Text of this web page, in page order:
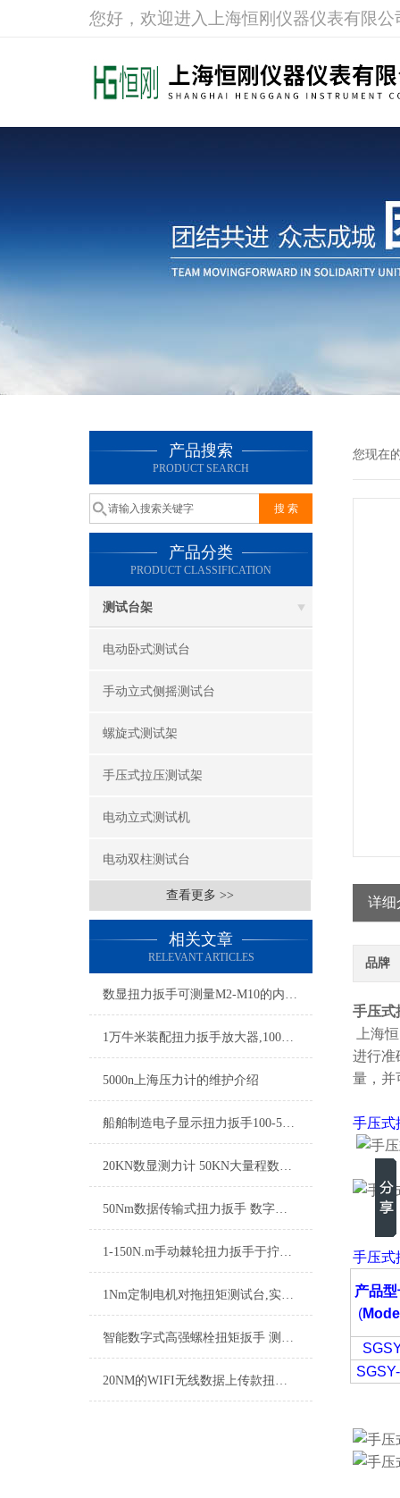
您好，欢迎进入上海恒刚仪器仪表有限公
产品搜索
PRODUCT SEARCH
产品分类
PRODUCT CLASSIFICATION
测试台架
电动卧式测试台
手动立式侧摇测试台
螺旋式测试架
手压式拉压测试架
电动立式测试机
电动双柱测试台
查看更多 >>
相关文章
RELEVANT ARTICLES
数显扭力扳手可测量M2-M10的内六角螺丝锁付后的松脱力
1万牛米装配扭力扳手放大器,10000N.m力矩放大仪厂家
5000n上海压力计的维护介绍
船舶制造电子显示扭力扳手100-500Nm,100到500Nm数显板子
20KN数显测力计 50KN大量程数显测力计 100KN高精度数显测力仪
50Nm数据传输式扭力扳手 数字信号传输扭矩扳手 数传型扭力测量扳手
1-150N.m手动棘轮扭力扳手于拧紧螺丝帽
1Nm定制电机对拖扭矩测试台,实时测量电机的扭矩转速功率仪器生产商
智能数字式高强螺栓扭矩扳手 测量范围（0-500N.m）
20NM的WIFI无线数据上传款扭力扳手 WIFI传输数据型扭矩扳手厂家
您现在
详细
品牌
手压式
上海
进行准
量，并
手压式
手压式
产品型
(